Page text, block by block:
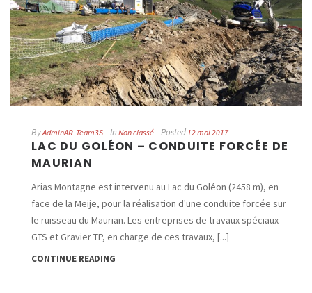
ByAdminAR-Team3S In Non classé Posted12 mai 2017
LAC DU GOLÉON – CONDUITE FORCÉE DE
MAURIAN
Arias Montagne est intervenu au Lac du Goléon (2458 m), en
face de la Meije, pour la réalisation d'une conduite forcée sur
le ruisseau du Maurian. Les entreprises de travaux spéciaux
GTS et Gravier TP, en charge de ces travaux, [...]
CONTINUE READING